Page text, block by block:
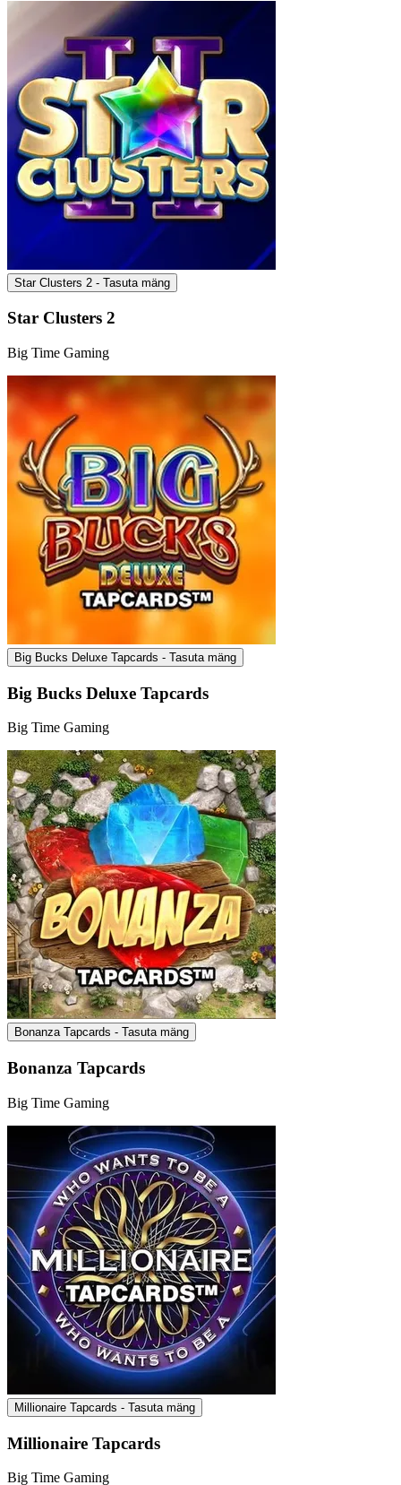
Star Clusters 2 - Tasuta mäng
Star Clusters 2
Big Time Gaming
Big Bucks Deluxe Tapcards - Tasuta mäng
Big Bucks Deluxe Tapcards
Big Time Gaming
Bonanza Tapcards - Tasuta mäng
Bonanza Tapcards
Big Time Gaming
Millionaire Tapcards - Tasuta mäng
Millionaire Tapcards
Big Time Gaming